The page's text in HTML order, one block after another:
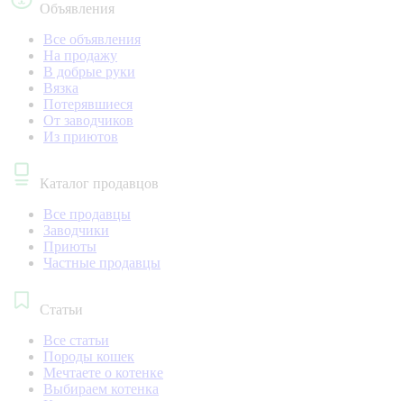
Объявления
Все объявления
На продажу
В добрые руки
Вязка
Потерявшиеся
От заводчиков
Из приютов
Каталог продавцов
Все продавцы
Заводчики
Приюты
Частные продавцы
Статьи
Все статьи
Породы кошек
Мечтаете о котенке
Выбираем котенка